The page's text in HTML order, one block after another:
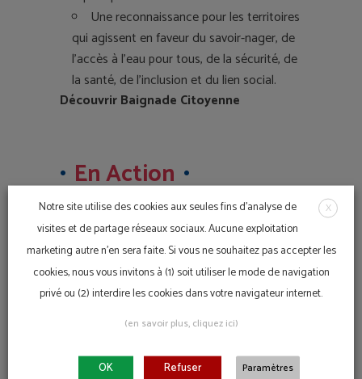
Une reconnaissance pour les territoires
qui agissent en faveur du savoir-nager, de
l’accès à l’eau pour tous, de la sécurité, de
la santé, de l’inclusion et du lien social.
Découvrir Baignade Citoyenne
En Action
Label Ville
Citoyenne
7 JUILLET 2026
Baignade
Citoyenne
2 JUILLET
2026
Inscriptions Cercle
X
Notre site utilise des cookies aux seules fins d'analyse de
visites et de partage réseaux sociaux. Aucune exploitation
marketing autre n'en sera faite. Si vous ne souhaitez pas accepter les
cookies, nous vous invitons à (1) soit utiliser le mode de navigation
privé ou (2) interdire les cookies dans votre navigateur internet.
(en savoir plus, cliquez ici)
OK Refuser Paramètres